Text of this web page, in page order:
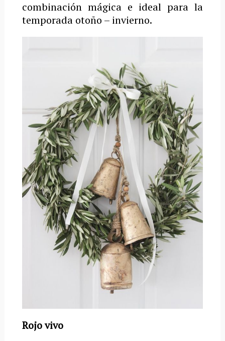
combinación mágica e ideal para la
temporada otoño – invierno.
Rojo vivo